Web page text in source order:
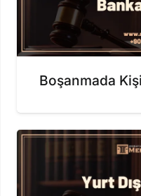
Boşanmada